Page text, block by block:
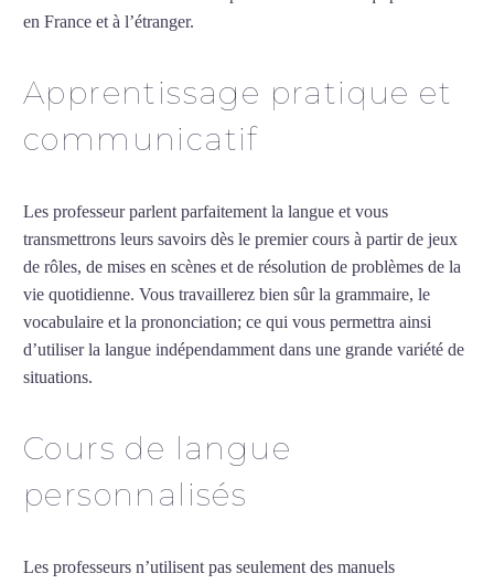
en France et à l’étranger.
Apprentissage pratique et
communicatif
Les professeur parlent parfaitement la langue et vous
transmettrons leurs savoirs dès le premier cours à partir de jeux
de rôles, de mises en scènes et de résolution de problèmes de la
vie quotidienne. Vous travaillerez bien sûr la grammaire, le
vocabulaire et la prononciation; ce qui vous permettra ainsi
d’utiliser la langue indépendamment dans une grande variété de
situations.
Cours de langue
personnalisés
Les professeurs n’utilisent pas seulement des manuels